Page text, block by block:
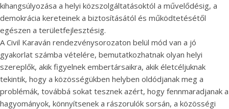
kihangsúlyozása a helyi közszolgáltatásoktól a művelődésig, a
demokrácia kereteinek a biztosításától és működtetésétől
egészen a területfejlesztésig.
A Civil Karaván rendezvénysorozaton belül mód van a jó
gyakorlat számba vételére, bemutatkozhatnak olyan helyi
szereplők, akik figyelnek embertársaikra, akik életcéljuknak
tekintik, hogy a közösségükben helyben oldódjanak meg a
problémák, továbbá sokat tesznek azért, hogy fennmaradjanak a
hagyományok, könnyítsenek a rászorulók sorsán, a közösségi